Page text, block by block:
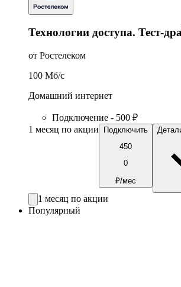
Технологии доступа. Тест-
от Ростелеком
100 Мб/c
Домашний интернет
Подключение - 500 ₽
1 месяц по акции
Подключить
450
0
₽/мес
1 месяц по акции
Популярный